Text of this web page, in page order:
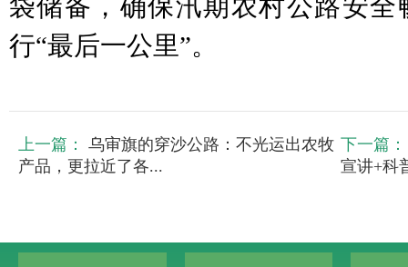
袋储备，确保汛期农村公路安
行“最后一公里”。
上一篇：
乌审旗的穿沙公路：不光运出农牧
产品，更拉近了各...
下一篇：
宣讲+科